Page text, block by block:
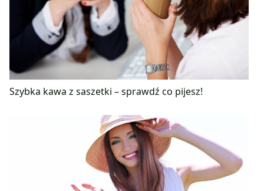
Szybka kawa z saszetki – sprawdź co pijesz!